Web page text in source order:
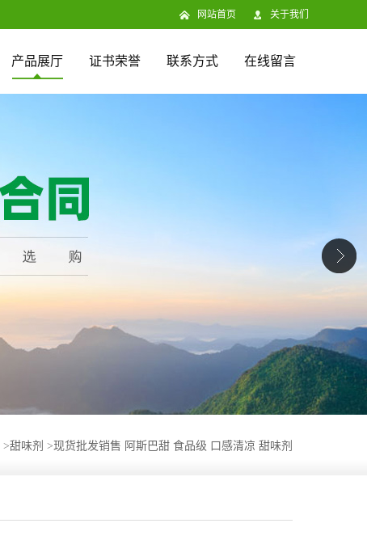
网站首页 关于我们
产品展厅 证书荣誉 联系方式 在线留言
>甜味剂 >现货批发销售 阿斯巴甜 食品级 口感清凉 甜味剂